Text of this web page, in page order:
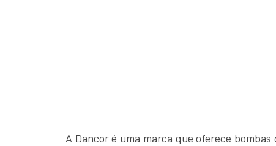
A Dancor é uma marca que oferece